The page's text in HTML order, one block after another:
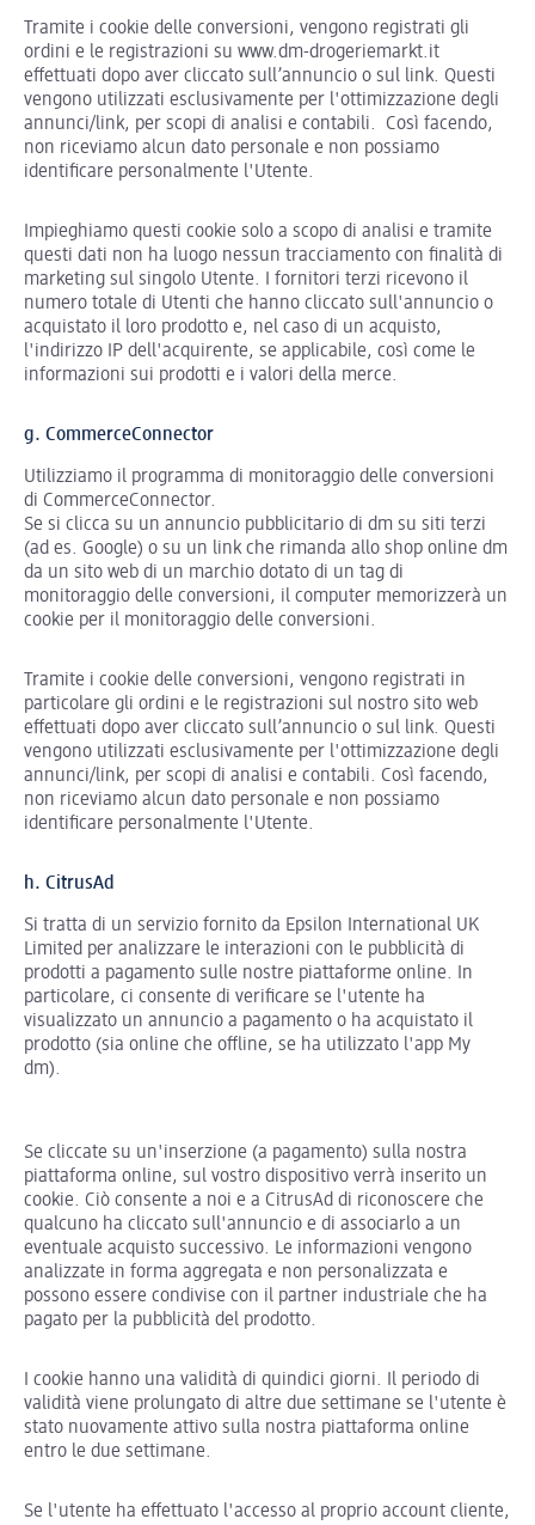
Tramite i cookie delle conversioni, vengono registrati gli
ordini e le registrazioni su www.dm-drogeriemarkt.it
effettuati dopo aver cliccato sull’annuncio o sul link. Questi
vengono utilizzati esclusivamente per l'ottimizzazione degli
annunci/link, per scopi di analisi e contabili. Così facendo,
non riceviamo alcun dato personale e non possiamo
identificare personalmente l'Utente.
Impieghiamo questi cookie solo a scopo di analisi e tramite
questi dati non ha luogo nessun tracciamento con finalità di
marketing sul singolo Utente. I fornitori terzi ricevono il
numero totale di Utenti che hanno cliccato sull'annuncio o
acquistato il loro prodotto e, nel caso di un acquisto,
l'indirizzo IP dell'acquirente, se applicabile, così come le
informazioni sui prodotti e i valori della merce.
g. CommerceConnector
Utilizziamo il programma di monitoraggio delle conversioni
di CommerceConnector.
Se si clicca su un annuncio pubblicitario di dm su siti terzi
(ad es. Google) o su un link che rimanda allo shop online dm
da un sito web di un marchio dotato di un tag di
monitoraggio delle conversioni, il computer memorizzerà un
cookie per il monitoraggio delle conversioni.
Tramite i cookie delle conversioni, vengono registrati in
particolare gli ordini e le registrazioni sul nostro sito web
effettuati dopo aver cliccato sull’annuncio o sul link. Questi
vengono utilizzati esclusivamente per l'ottimizzazione degli
annunci/link, per scopi di analisi e contabili. Così facendo,
non riceviamo alcun dato personale e non possiamo
identificare personalmente l'Utente.
h. CitrusAd
Si tratta di un servizio fornito da Epsilon International UK
Limited per analizzare le interazioni con le pubblicità di
prodotti a pagamento sulle nostre piattaforme online. In
particolare, ci consente di verificare se l'utente ha
visualizzato un annuncio a pagamento o ha acquistato il
prodotto (sia online che offline, se ha utilizzato l'app My
dm).
Se cliccate su un'inserzione (a pagamento) sulla nostra
piattaforma online, sul vostro dispositivo verrà inserito un
cookie. Ciò consente a noi e a CitrusAd di riconoscere che
qualcuno ha cliccato sull'annuncio e di associarlo a un
eventuale acquisto successivo. Le informazioni vengono
analizzate in forma aggregata e non personalizzata e
possono essere condivise con il partner industriale che ha
pagato per la pubblicità del prodotto.
I cookie hanno una validità di quindici giorni. Il periodo di
validità viene prolungato di altre due settimane se l'utente è
stato nuovamente attivo sulla nostra piattaforma online
entro le due settimane.
Se l'utente ha effettuato l'accesso al proprio account cliente,